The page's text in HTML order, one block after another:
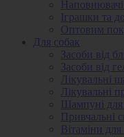
Наповнювачі
Іграшки та
Оптовим
Для собак
Засоби від
Засоби від
Лікувальні
Лікувальні
Шампуні для
Привчальні
Вітаміни для